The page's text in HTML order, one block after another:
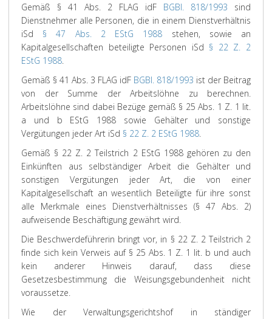
Gemäß § 41 Abs. 2 FLAG idF BGBl. 818/1993 sind
Dienstnehmer alle Personen, die in einem Dienstverhältnis
iSd § 47 Abs. 2 EStG 1988 stehen, sowie an
Kapitalgesellschaften beteiligte Personen iSd § 22 Z. 2
EStG 1988.
Gemäß § 41 Abs. 3 FLAG idF BGBl. 818/1993 ist der Beitrag
von der Summe der Arbeitslöhne zu berechnen.
Arbeitslöhne sind dabei Bezüge gemäß § 25 Abs. 1 Z. 1 lit.
a und b EStG 1988 sowie Gehälter und sonstige
Vergütungen jeder Art iSd § 22 Z. 2 EStG 1988.
Gemäß § 22 Z. 2 Teilstrich 2 EStG 1988 gehören zu den
Einkünften aus selbständiger Arbeit die Gehälter und
sonstigen Vergütungen jeder Art, die von einer
Kapitalgesellschaft an wesentlich Beteiligte für ihre sonst
alle Merkmale eines Dienstverhältnisses (§ 47 Abs. 2)
aufweisende Beschäftigung gewährt wird.
Die Beschwerdeführerin bringt vor, in § 22 Z. 2 Teilstrich 2
finde sich kein Verweis auf § 25 Abs. 1 Z. 1 lit. b und auch
kein anderer Hinweis darauf, dass diese
Gesetzesbestimmung die Weisungsgebundenheit nicht
voraussetze.
Wie der Verwaltungsgerichtshof in ständiger